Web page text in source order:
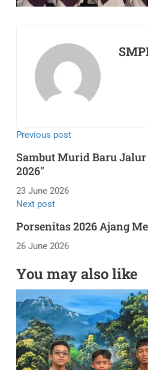
Previous post
Sambut Murid Baru
2026"
23 June 2026
Next post
Porsenitas 2026 Ajang
26 June 2026
You may also like